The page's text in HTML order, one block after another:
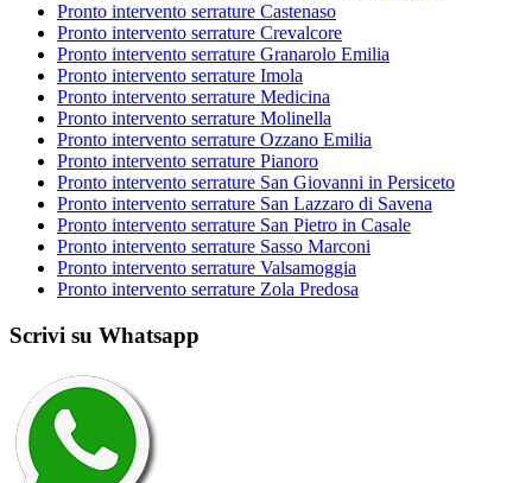
Pronto intervento serrature Castenaso
Pronto intervento serrature Crevalcore
Pronto intervento serrature Granarolo Emilia
Pronto intervento serrature Imola
Pronto intervento serrature Medicina
Pronto intervento serrature Molinella
Pronto intervento serrature Ozzano Emilia
Pronto intervento serrature Pianoro
Pronto intervento serrature San Giovanni in Persiceto
Pronto intervento serrature San Lazzaro di Savena
Pronto intervento serrature San Pietro in Casale
Pronto intervento serrature Sasso Marconi
Pronto intervento serrature Valsamoggia
Pronto intervento serrature Zola Predosa
Scrivi su Whatsapp